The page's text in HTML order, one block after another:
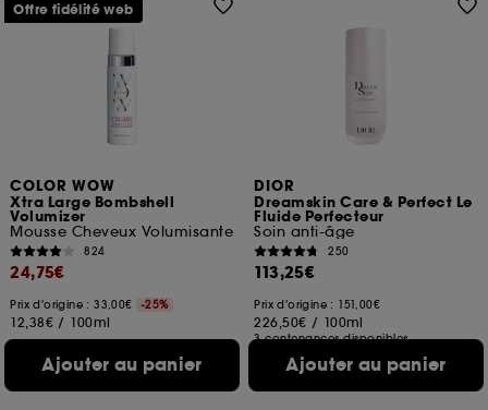
COLOR WOW
Xtra Large Bombshell
Volumizer
Mousse Cheveux Volumisante
824
24,75€
Prix d'origine : 33,00€ -25%
12,38€ / 100ml
Ajouter au panier
Offre fidélité web
DIOR
Dreamskin Care & Perfect Le
Fluide Perfecteur
Soin anti-âge
250
113,25€
Prix d'origine : 151,00€
226,50€ / 100ml
3 contenances disponibles
Ajouter au panier